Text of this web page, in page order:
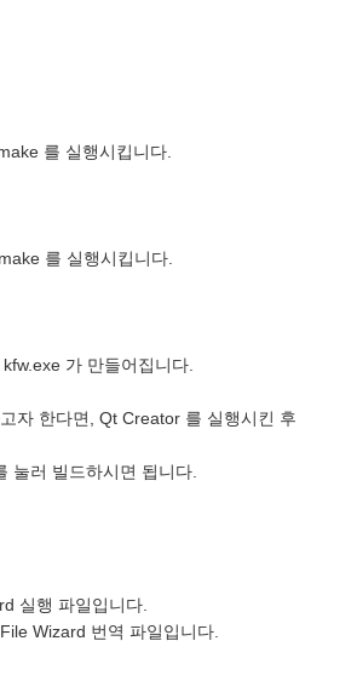
를 실행시킵니다.
를 실행시킵니다.
가 만들어집니다.
자 한다면, Qt Creator 를 실행시킨 후
눌러 빌드하시면 됩니다.
실행 파일입니다.
Wizard 번역 파일입니다.